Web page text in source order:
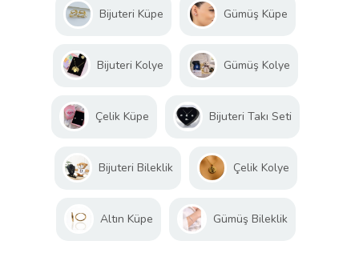
Bijuteri Küpe Gümüş Küpe
Bijuteri Kolye Gümüş Kolye
Çelik Küpe Bijuteri Takı Seti
Bijuteri Bileklik Çelik Kolye
Altın Küpe Gümüş Bileklik